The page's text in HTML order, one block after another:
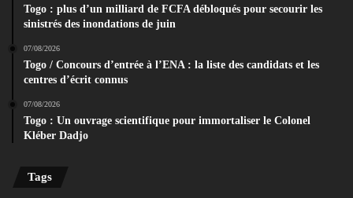
Togo : plus d’un milliard de FCFA débloqués pour secourir les
sinistrés des inondations de juin
07/08/2026
Togo / Concours d’entrée à l’ENA : la liste des candidats et les
centres d’écrit connus
07/08/2026
Togo : Un ouvrage scientifique pour immortaliser le Colonel
Kléber Dadjo
Tags